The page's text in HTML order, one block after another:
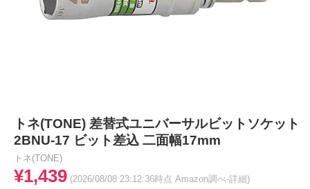
トネ(TONE) 差替式ユニバーサルビットソケット
2BNU-17 ビット差込 二面幅17mm
トネ(TONE)
¥1,439 (2026/08/08 23:12:36時点 Amazon調べ-詳細)